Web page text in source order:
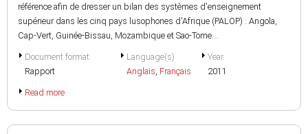
référence afin de dresser un bilan des systèmes d'enseignement
supérieur dans les cinq pays lusophones d'Afrique (PALOP) : Angola,
Cap-Vert, Guinée-Bissau, Mozambique et Sao-Tome...
Document format
Rapport
Language(s)
Anglais, Français
Year
2011
Read more